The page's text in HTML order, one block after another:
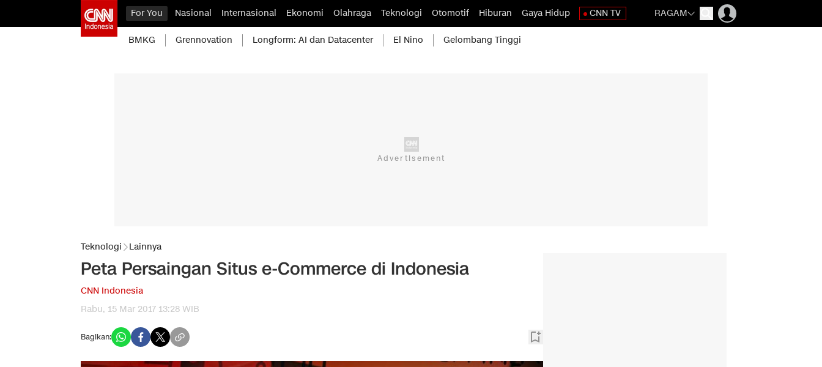
For You Nasional Internasional Ekonomi Olahraga Teknologi Otomotif Hiburan Gaya Hidup CNN TV RAGAM
BMKG Grennovation Longform: AI dan Datacenter El Nino Gelombang Tinggi
Teknologi Lainnya
Peta Persaingan Situs e-Commerce di Indonesia
CNN Indonesia
Rabu, 15 Mar 2017 13:28 WIB
Bagikan: